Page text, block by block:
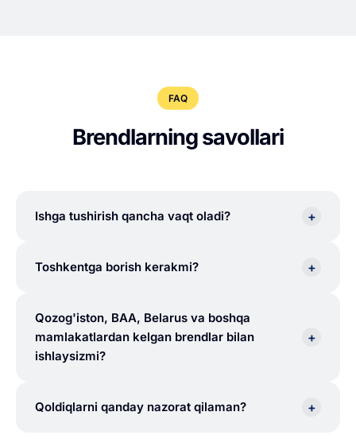
FAQ
Brendlarning savollari
Ishga tushirish qancha vaqt oladi? +
Toshkentga borish kerakmi? +
Qozog'iston, BAA, Belarus va boshqa
mamlakatlardan kelgan brendlar bilan
ishlaysizmi?
+
Qoldiqlarni qanday nazorat qilaman? +